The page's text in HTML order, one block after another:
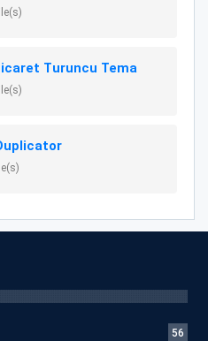
Turuncu Tema
56